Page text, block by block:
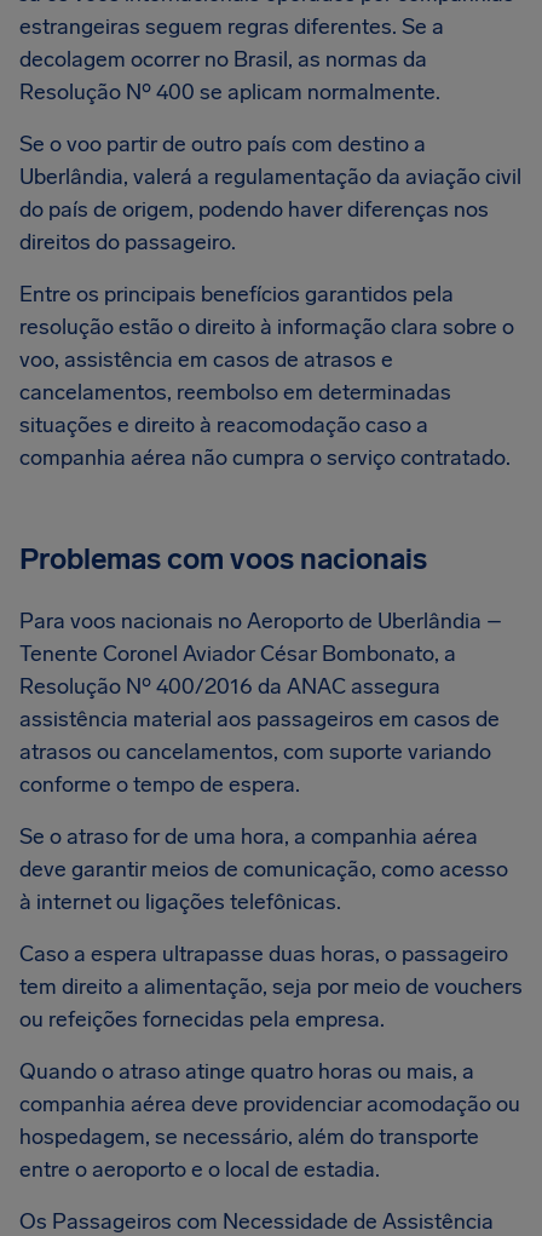
estrangeiras seguem regras diferentes. Se a
decolagem ocorrer no Brasil, as normas da
Resolução Nº 400 se aplicam normalmente.
Se o voo partir de outro país com destino a
Uberlândia, valerá a regulamentação da aviação civil
do país de origem, podendo haver diferenças nos
direitos do passageiro.
Entre os principais benefícios garantidos pela
resolução estão o direito à informação clara sobre o
voo, assistência em casos de atrasos e
cancelamentos, reembolso em determinadas
situações e direito à reacomodação caso a
companhia aérea não cumpra o serviço contratado.
Problemas com voos nacionais
Para voos nacionais no Aeroporto de Uberlândia –
Tenente Coronel Aviador César Bombonato, a
Resolução Nº 400/2016 da ANAC assegura
assistência material aos passageiros em casos de
atrasos ou cancelamentos, com suporte variando
conforme o tempo de espera.
Se o atraso for de uma hora, a companhia aérea
deve garantir meios de comunicação, como acesso
à internet ou ligações telefônicas.
Caso a espera ultrapasse duas horas, o passageiro
tem direito a alimentação, seja por meio de vouchers
ou refeições fornecidas pela empresa.
Quando o atraso atinge quatro horas ou mais, a
companhia aérea deve providenciar acomodação ou
hospedagem, se necessário, além do transporte
entre o aeroporto e o local de estadia.
Os Passageiros com Necessidade de Assistência